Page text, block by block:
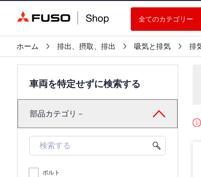
全てのカテゴリー
ホーム 排出、摂取、排出 吸気と排気 排
車両を特定せずに検索する
部品カテゴリ－
ボルト